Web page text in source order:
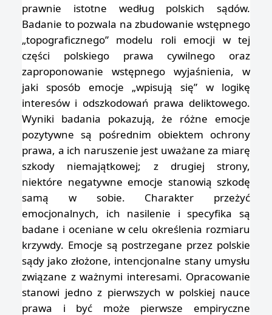
prawnie istotne według polskich sądów.
Badanie to pozwala na zbudowanie wstępnego
„topograficznego” modelu roli emocji w tej
części polskiego prawa cywilnego oraz
zaproponowanie wstępnego wyjaśnienia, w
jaki sposób emocje „wpisują się” w logikę
interesów i odszkodowań prawa deliktowego.
Wyniki badania pokazują, że różne emocje
pozytywne są pośrednim obiektem ochrony
prawa, a ich naruszenie jest uważane za miarę
szkody niemajątkowej; z drugiej strony,
niektóre negatywne emocje stanowią szkodę
samą w sobie. Charakter przeżyć
emocjonalnych, ich nasilenie i specyfika są
badane i oceniane w celu określenia rozmiaru
krzywdy. Emocje są postrzegane przez polskie
sądy jako złożone, intencjonalne stany umysłu
związane z ważnymi interesami. Opracowanie
stanowi jedno z pierwszych w polskiej nauce
prawa i być może pierwsze empiryczne